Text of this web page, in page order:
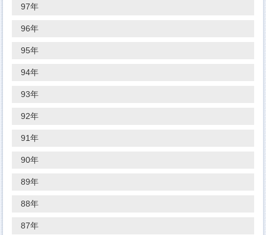
97年
96年
95年
94年
93年
92年
91年
90年
89年
88年
87年